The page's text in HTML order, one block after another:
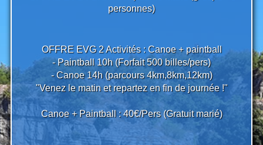
personnes)
OFFRE EVG 2 Activités : Canoe + paintball
- Paintball 10h (Forfait 500 billes/pers)
- Canoe 14h (parcours 4km,8km,12km)
"Venez le matin et repartez en fin de journée !"
Canoe + Paintball : 40€/Pers (Gratuit marié)